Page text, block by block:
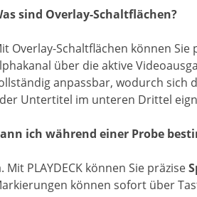
sind Overlay-Schaltflächen?
Overlay-Schaltflächen können
über die aktive
anpassbar, wodurch sich
Untertitel im unteren Drittel
ich während einer Probe
Mit PLAYDECK können Sie präzise
können sofort über